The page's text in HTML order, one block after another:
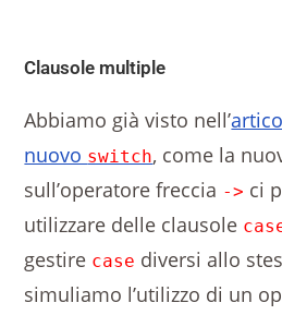
Clausole multiple
Abbiamo già visto nell’
nuovo switch, come la
sull’operatore freccia -> ci
utilizzare delle clausole
gestire case diversi allo
simuliamo l’utilizzo di un